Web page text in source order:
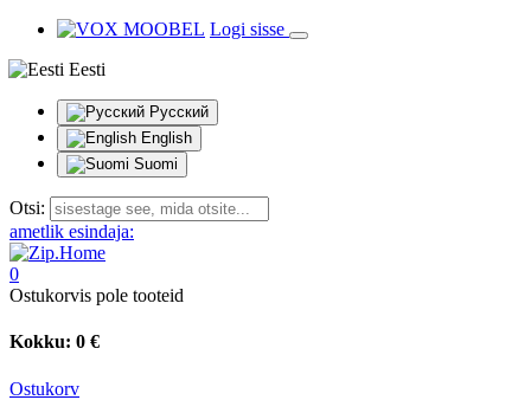
Logi sisse
Eesti
Русский
English
Suomi
Otsi:
ametlik esindaja:
0
Ostukorvis pole tooteid
Kokku: 0 €
Ostukorv